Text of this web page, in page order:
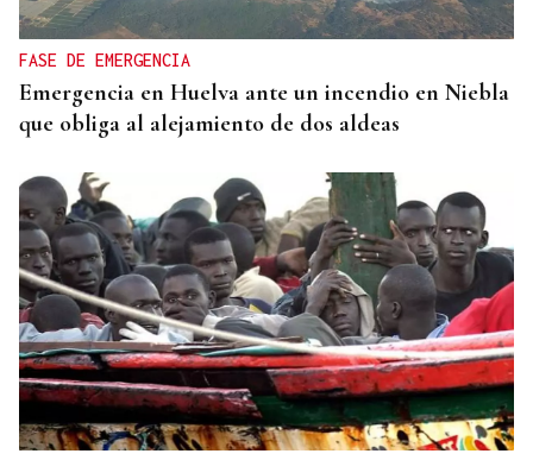
FASE DE EMERGENCIA
Emergencia en Huelva ante un incendio en Niebla
que obliga al alejamiento de dos aldeas